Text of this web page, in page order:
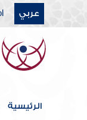
عربي
الرئيسية
كتاب
كتاب
كتاب